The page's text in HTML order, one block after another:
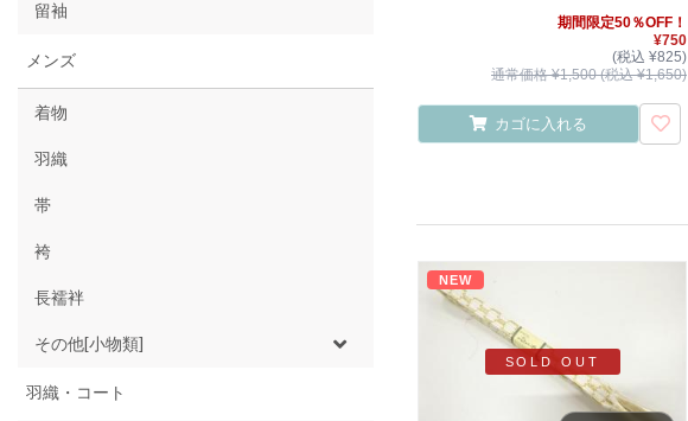
留袖
メンズ
着物
羽織
帯
袴
長襦袢
その他[小物類]
羽織・コート
期間限定50％OFF！
¥750
(税込 ¥825)
通常価格 ¥1,500 (税込 ¥1,650)
カゴに入れる
NEW
SOLD OUT